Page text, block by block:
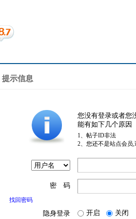
提示信息
您没有登录或者您
能有如下几个原因
1、帖子ID非法
2、您还不是站点会员
密 码
找回密码
隐身登录 开启 关闭